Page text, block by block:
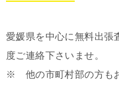
愛媛県を中心に無料出張
度ご連絡下さいませ。
※ 他の市町村部の方も